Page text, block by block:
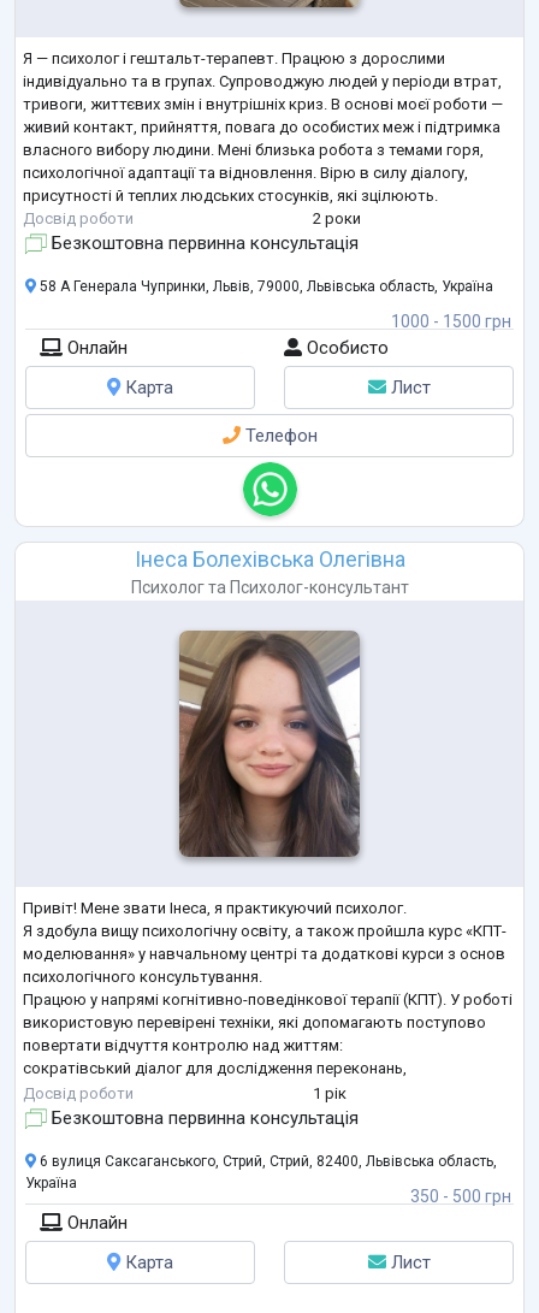
Я — психолог і гештальт-терапевт. Працюю з дорослими
індивідуально та в групах. Супроводжую людей у періоди втрат,
тривоги, життєвих змін і внутрішніх криз. В основі моєї роботи —
живий контакт, прийняття, повага до особистих меж і підтримка
власного вибору людини. Мені близька робота з темами горя,
психологічної адаптації та відновлення. Вірю в силу діалогу,
присутності й теплих людських стосунків, які зцілюють.
Досвід роботи
2 роки
Безкоштовна первинна консультація
1000 - 1500 грн
58 А Генерала Чупринки, Львів, 79000, Львівська область, Україна
Онлайн
Особисто
Карта
Лист
Телефон
Інеса Болехівська Олегівна
Психологта Психолог-консультант
Привіт! Мене звати Інеса, я практикуючий психолог.
Я здобула вищу психологічну освіту, а також пройшла курс «КПТ-
моделювання» у навчальному центрі та додаткові курси з основ
психологічного консультування.
Працюю у напрямі когнітивно-поведінкової терапії (КПТ). У роботі
використовую перевірені техніки, які допомагають поступово
повертати відчуття контролю над життям:
сократівський діалог для дослідження переконань,
«падаюча стріла» для усвідомлення глибинних думок,
графік активностей для відновлення ресурсу,
Досвід роботи 1 рік
Безкоштовна первинна консультація
350 - 500 грн
6 вулиця Саксаганського, Стрий, Стрий, 82400, Львівська область,
Україна
Онлайн
Карта
Лист